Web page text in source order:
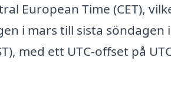
European Time (CET),
i mars till sista
med ett UTC-offset på